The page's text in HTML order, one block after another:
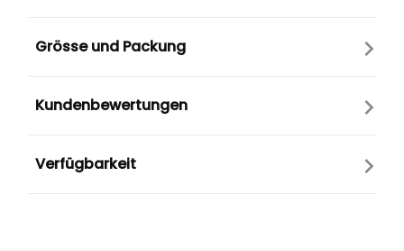
Grösse und Packung
Kundenbewertungen
Verfügbarkeit